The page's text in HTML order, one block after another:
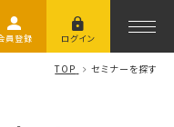
員登録 ログイン
TOP セミナーを探す